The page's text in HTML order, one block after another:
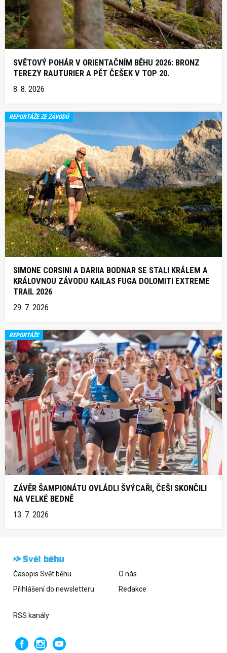
SVĚTOVÝ POHÁR V ORIENTAČNÍM BĚHU 2026: BRONZ
TEREZY RAUTURIER A PĚT ČEŠEK V TOP 20.
8. 8. 2026
REPORTÁŽE ZE ZÁVODŮ
SIMONE CORSINI A DARIIA BODNAR SE STALI KRÁLEM A
KRÁLOVNOU ZÁVODU KAILAS FUGA DOLOMITI EXTREME
TRAIL 2026
29. 7. 2026
REPORTÁŽE
ZÁVĚR ŠAMPIONÁTU OVLÁDLI ŠVÝCAŘI, ČEŠI SKONČILI
NA VELKÉ BEDNĚ
13. 7. 2026
Časopis Svět běhu
Přihlášení do newsletteru
O nás
Redakce
RSS kanály